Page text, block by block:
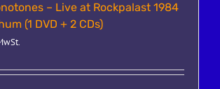
– Live at Rockpalast 1984
(1 DVD + 2 CDs)